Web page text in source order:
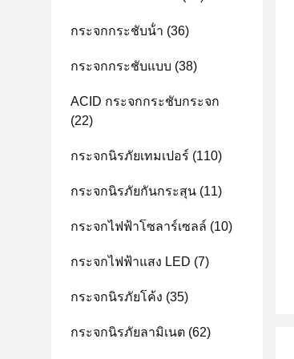
กระจกกระชับน้ํา (36)
กระจกกระชับแบบ (38)
ACID กระจกกระชับกระจก
(22)
กระจกนิรภัยเทมเปอร์ (110)
กระจกนิรภัยกันกระสุน (11)
กระจกไฟฟ้าโซลาร์เซลล์ (10)
กระจกไฟฟ้าแสง LED (7)
กระจกนิรภัยโค้ง (35)
กระจกนิรภัยลามิเนต (62)